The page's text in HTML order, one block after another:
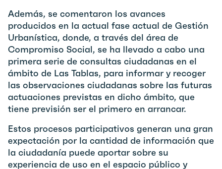
Además, se comentaron los avances
producidos en la actual fase actual de Gestión
Urbanística, donde, a través del área de
Compromiso Social, se ha llevado a cabo una
primera serie de consultas ciudadanas en el
ámbito de Las Tablas, para informar y recoger
las observaciones ciudadanas sobre las futuras
actuaciones previstas en dicho ámbito, que
tiene previsión ser el primero en arrancar.
Estos procesos participativos generan una gran
expectación por la cantidad de información que
la ciudadanía puede aportar sobre su
experiencia de uso en el espacio público y